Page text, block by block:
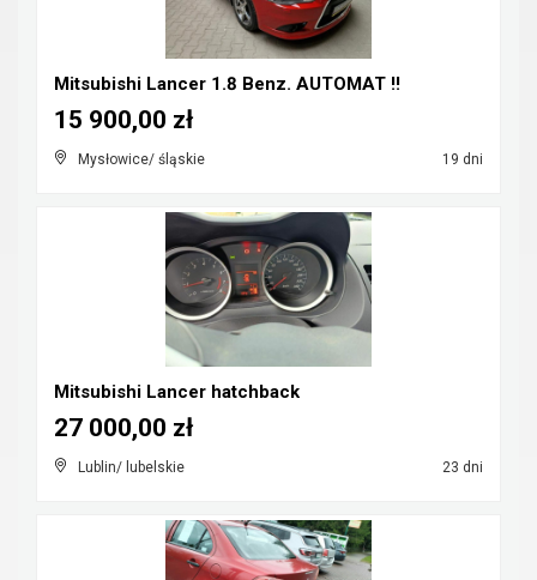
Mitsubishi Lancer 1.8 Benz. AUTOMAT !!
Mysłowice/ śląskie 19 dni
15 900,00 zł
Mitsubishi Lancer hatchback
Lublin/ lubelskie 23 dni
27 000,00 zł